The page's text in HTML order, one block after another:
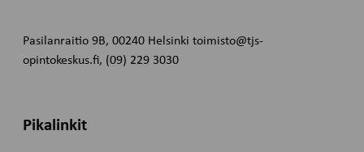
Pasilanraitio 9B, 00240 Helsinki toimisto@tjs-
opintokeskus.fi, (09) 229 3030
Pikalinkit